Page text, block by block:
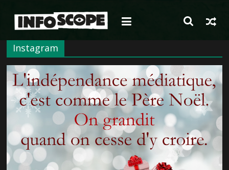
contenu
Instagram